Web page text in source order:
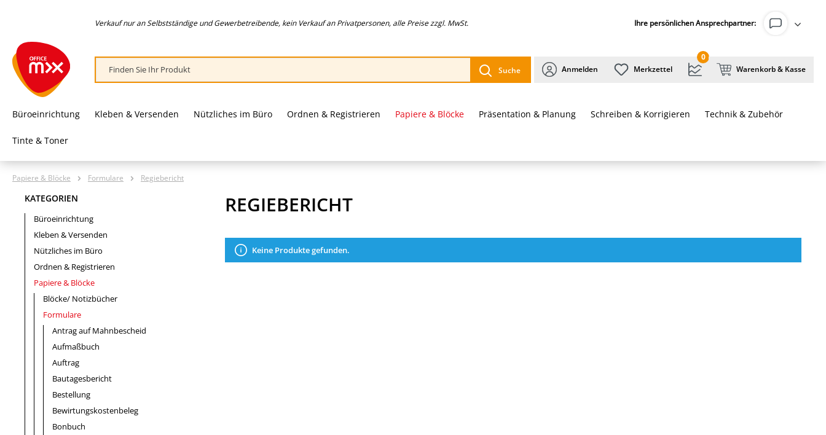
Verkauf nur an Selbstständige und Gewerbetreibende, kein Verkauf an Privatpersonen, alle Preise zzgl. MwSt. Ihre persönlichen Ansprechpartner:
Suche Anmelden Merkzettel
0
Warenkorb & Kasse
Büroeinrichtung Kleben & Versenden Nützliches im Büro Ordnen & Registrieren Papiere & Blöcke Präsentation & Planung Schreiben & Korrigieren Technik & Zubehör
Tinte & Toner
Papiere & Blöcke Formulare Regiebericht
KATEGORIEN
Büroeinrichtung
Kleben & Versenden
Nützliches im Büro
Ordnen & Registrieren
Papiere & Blöcke
Blöcke/ Notizbücher
Formulare
Antrag auf Mahnbescheid
Aufmaßbuch
Auftrag
Bautagesbericht
Bestellung
Bewirtungskostenbeleg
Bonbuch
REGIEBERICHT
Keine Produkte gefunden.